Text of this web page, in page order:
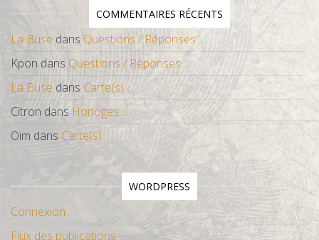
COMMENTAIRES RÉCENTS
La Buse dans Questions / Réponses
Kpon dans Questions / Réponses
La Buse dans Carte(s)
Citron dans Horloges…
Oim dans Carte(s)
WORDPRESS
Connexion
Flux des publications